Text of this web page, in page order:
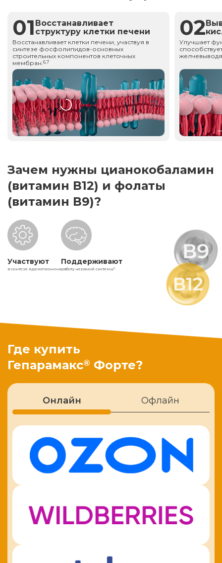
01 Восстанавливает
структуру клетки печени
Восстанавливает клетки печени, участвуя в
синтезе фосфолипидов-основных
строительных компонентов клеточных
мембран.6,7
02
Улучшает
Зачем нужны цианокобаламин
(витамин В12) и фолаты
(витамин В9)?
Участвуют
в синтезе Адеметионина
Поддерживают
работу нервной системы5
Где купить
Гепарамакс® Форте?
Онлайн Офлайн